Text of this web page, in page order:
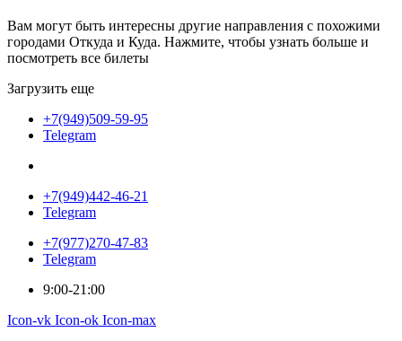
Вам могут быть интересны другие направления с похожими
городами Откуда и Куда. Нажмите, чтобы узнать больше и
посмотреть все билеты
Загрузить еще
+7(949)509-59-95
Telegram
+7(949)442-46-21
Telegram
+7(977)270-47-83
Telegram
9:00-21:00
Icon-vk Icon-ok Icon-max